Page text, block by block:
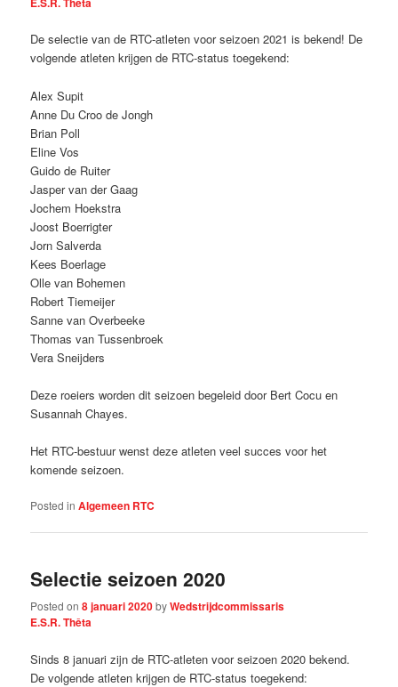
De selectie van de RTC-atleten voor seizoen 2021 is bekend! De
volgende atleten krijgen de RTC-status toegekend:
Alex Supit
Anne Du Croo de Jongh
Brian Poll
Eline Vos
Guido de Ruiter
Jasper van der Gaag
Jochem Hoekstra
Joost Boerrigter
Jorn Salverda
Kees Boerlage
Olle van Bohemen
Robert Tiemeijer
Sanne van Overbeeke
Thomas van Tussenbroek
Vera Sneijders
Deze roeiers worden dit seizoen begeleid door Bert Cocu en
Susannah Chayes.
Het RTC-bestuur wenst deze atleten veel succes voor het
komende seizoen.
Posted in Algemeen RTC
Selectie seizoen 2020
Posted on8 januari 2020byWedstrijdcommissaris
E.S.R. Thêta
Sinds 8 januari zijn de RTC-atleten voor seizoen 2020 bekend.
De volgende atleten krijgen de RTC-status toegekend: